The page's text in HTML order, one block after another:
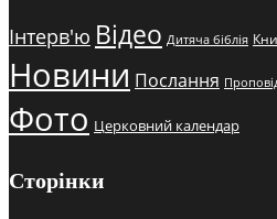
Інтерв'ю Відео Дитяча біблія
Новини Послання
Фото Церковний календар
Сторінки